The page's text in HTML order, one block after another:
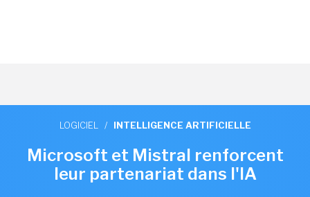
LOGICIEL / INTELLIGENCE ARTIFICIELLE
Microsoft et Mistral renforcent
leur partenariat dans l'IA